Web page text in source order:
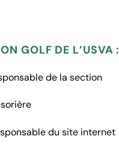
GOLF DE L’USVA :
de la section
du site internet